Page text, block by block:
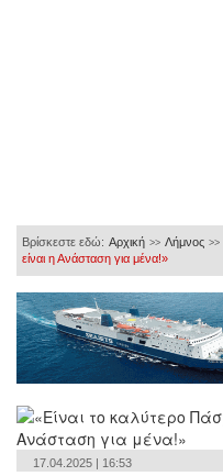
Βρίσκεστε εδώ: Αρχική >> Λήμνος >>
είναι η Ανάσταση για μένα!»
17.04.2025 | 16:53